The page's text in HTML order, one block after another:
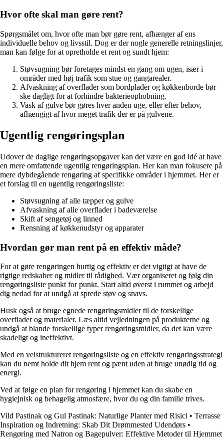
Hvor ofte skal man gøre rent?
Spørgsmålet om, hvor ofte man bør gøre rent, afhænger af ens
individuelle behov og livsstil. Dog er der nogle generelle retningslinjer,
man kan følge for at opretholde et rent og sundt hjem:
Støvsugning bør foretages mindst en gang om ugen, især i
områder med høj trafik som stue og gangarealer.
Afvaskning af overflader som bordplader og køkkenborde bør
ske dagligt for at forhindre bakterieophobning.
Vask af gulve bør gøres hver anden uge, eller efter behov,
afhængigt af hvor meget trafik der er på gulvene.
Ugentlig rengøringsplan
Udover de daglige rengøringsopgaver kan det være en god idé at have
en mere omfattende ugentlig rengøringsplan. Her kan man fokusere på
mere dybdegående rengøring af specifikke områder i hjemmet. Her er
et forslag til en ugentlig rengøringsliste:
Støvsugning af alle tæpper og gulve
Afvaskning af alle overflader i badeværelse
Skift af sengetøj og linned
Rensning af køkkenudstyr og apparater
Hvordan gør man rent på en effektiv måde?
For at gøre rengøringen hurtig og effektiv er det vigtigt at have de
rigtige redskaber og midler til rådighed. Vær organiseret og følg din
rengøringsliste punkt for punkt. Start altid øverst i rummet og arbejd
dig nedad for at undgå at sprede støv og snavs.
Husk også at bruge egnede rengøringsmidler til de forskellige
overflader og materialer. Læs altid vejledningen på produkterne og
undgå at blande forskellige typer rengøringsmidler, da det kan være
skadeligt og ineffektivt.
Med en velstruktureret rengøringsliste og en effektiv rengøringsstrategi
kan du nemt holde dit hjem rent og pænt uden at bruge unødig tid og
energi.
Ved at følge en plan for rengøring i hjemmet kan du skabe en
hygiejnisk og behagelig atmosfære, hvor du og din familie trives.
Vild Pastinak og Gul Pastinak: Naturlige Planter med Risici • Terrasse
Inspiration og Indretning: Skab Dit Drømmested Udendørs •
Rengøring med Natron og Bagepulver: Effektive Metoder til Hjemmet